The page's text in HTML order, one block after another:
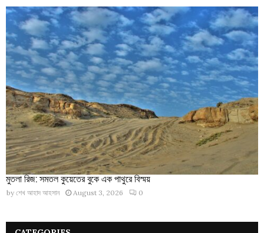
মুতলা রিজ: সমতল কুয়েতের বুকে এক পাথুরে বিস্ময়
by শেখ আহাদ আহসান August 3, 2026 0